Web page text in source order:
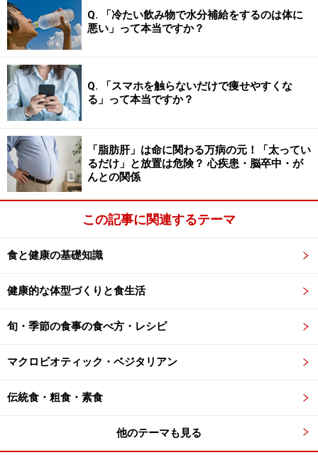
Q. 「冷たい飲み物で水分補給をするのは体に
悪い」って本当ですか？
Q. 「スマホを触らないだけで痩せやすくな
る」って本当ですか？
「脂肪肝」は命に関わる万病の元！「太ってい
るだけ」と放置は危険？ 心疾患・脳卒中・が
んとの関係
この記事に関連するテーマ
食と健康の基礎知識
健康的な体型づくりと食生活
旬・季節の食事の食べ方・レシピ
マクロビオティック・ベジタリアン
伝統食・粗食・素食
他のテーマも見る